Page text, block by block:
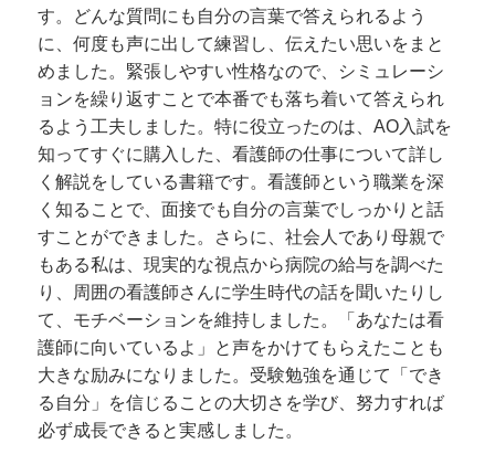
す。どんな質問にも自分の言葉で答えられるよう
に、何度も声に出して練習し、伝えたい思いをまと
めました。緊張しやすい性格なので、シミュレーシ
ョンを繰り返すことで本番でも落ち着いて答えられ
るよう工夫しました。特に役立ったのは、AO入試を
知ってすぐに購入した、看護師の仕事について詳し
く解説をしている書籍です。看護師という職業を深
く知ることで、面接でも自分の言葉でしっかりと話
すことができました。さらに、社会人であり母親で
もある私は、現実的な視点から病院の給与を調べた
り、周囲の看護師さんに学生時代の話を聞いたりし
て、モチベーションを維持しました。「あなたは看
護師に向いているよ」と声をかけてもらえたことも
大きな励みになりました。受験勉強を通じて「でき
る自分」を信じることの大切さを学び、努力すれば
必ず成長できると実感しました。